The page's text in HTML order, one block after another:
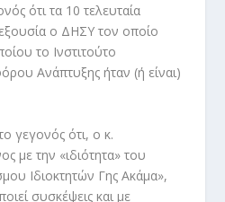
ότι τα 10 τελευταία
ο ΔΗΣΥ τον οποίο
το Ινστιτούτο
Ανάπτυξης ήταν (ή είναι)
γεγονός ότι, ο κ.
με την «ιδιότητα» του
Ιδιοκτητών Γης Ακάμα»,
συσκέψεις και με